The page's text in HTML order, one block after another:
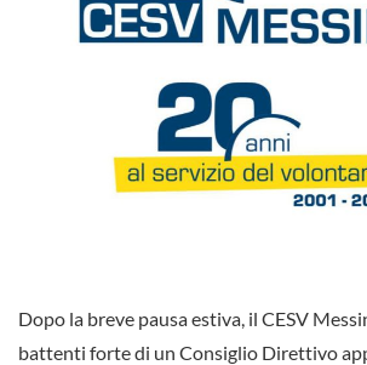
Dopo la breve pausa estiva, il CESV
battenti forte di un Consiglio Direttivo